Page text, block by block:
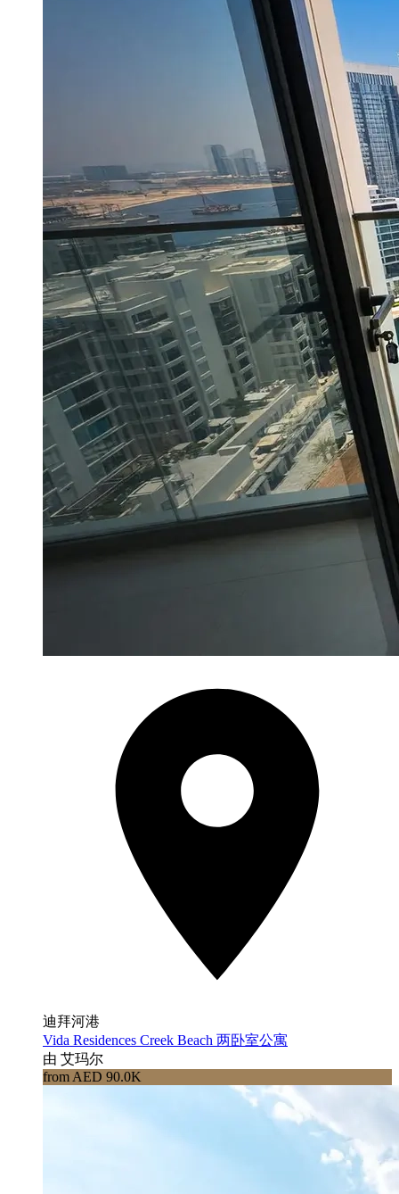
迪拜河港
Vida Residences Creek Beach 两卧室公寓
由 艾玛尔
from AED 90.0K